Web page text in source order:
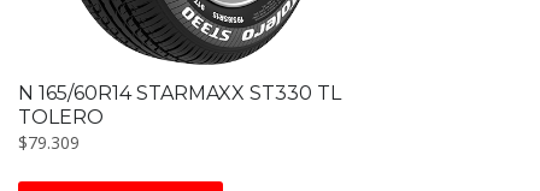
N 165/60R14 STARMAXX ST330 TL
TOLERO
$79.309